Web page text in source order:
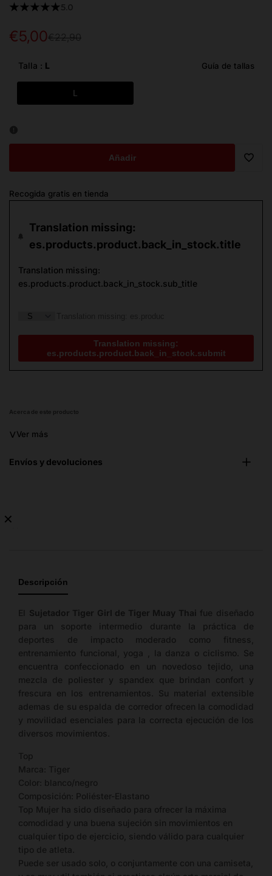
★★★★★5.0
Precio
€22,90
Precio
oferta
€5,00
Talla : L Guía de tallas
L
Añadir
Recogida gratis en tienda
Translation missing:
es.products.product.back_in_stock.title
Translation missing:
es.products.product.back_in_stock.sub_title
Translation missing:
es.products.product.back_in_stock.submit
Acerca de este producto
˅Ver más
Envíos y devoluciones
✕
tallas
disponible.
Descripción
El Sujetador Tiger Girl de Tiger Muay Thai fue diseñado
para un soporte intermedio durante la práctica de
deportes de impacto moderado como fitness,
entrenamiento funcional, yoga , la danza o ciclismo. Se
encuentra confeccionado en un novedoso tejido, una
mezcla de poliester y spandex que brindan confort y
frescura en los entrenamientos. Su material extensible
ademas de su espalda de corredor ofrecen la comodidad
y movilidad esenciales para la correcta ejecución de los
diversos movimientos.
Top
Marca: Tiger
Color: blanco/negro
Composición: Poliéster-Elastano
Top Mujer ha sido diseñado para ofrecer la máxima
comodidad y una buena sujeción sin movimientos en
cualquier tipo de ejercicio, siendo válido para cualquier
tipo de atleta.
Puede ser usado solo, o conjuntamente con una camiseta,